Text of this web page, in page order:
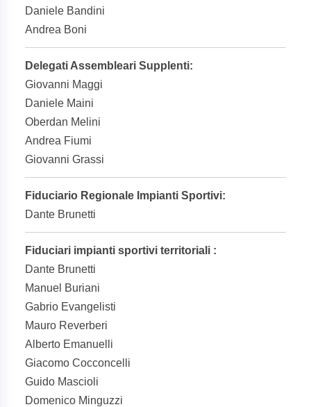
Daniele Bandini
Andrea Boni
Delegati Assembleari Supplenti:
Giovanni Maggi
Daniele Maini
Oberdan Melini
Andrea Fiumi
Giovanni Grassi
Fiduciario Regionale Impianti Sportivi:
Dante Brunetti
Fiduciari impianti sportivi territoriali :
Dante Brunetti
Manuel Buriani
Gabrio Evangelisti
Mauro Reverberi
Alberto Emanuelli
Giacomo Cocconcelli
Guido Mascioli
Domenico Minguzzi